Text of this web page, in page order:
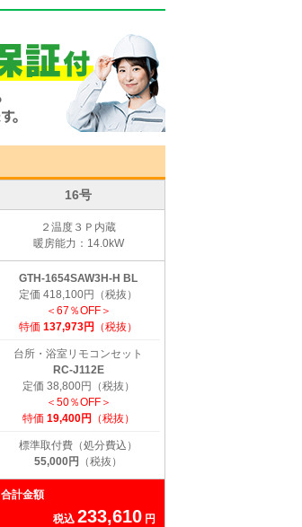
16号
２温度３Ｐ内蔵
暖房能力：14.0kW
GTH-1654SAW3H-H BL
定価 418,100円（税抜）
＜67％OFF＞
特価 137,973円 （税抜）
台所・浴室リモコンセット
RC-J112E
定価 38,800円（税抜）
＜50％OFF＞
特価 19,400円 （税抜）
標準取付費（処分費込）
55,000円
（税抜）
合計金額
税込 233,610 円